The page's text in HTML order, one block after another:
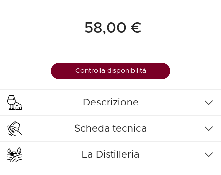
58,00 €
Controlla disponibilità
Descrizione
Scheda tecnica
La Distilleria